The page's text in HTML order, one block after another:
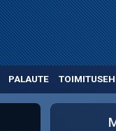
PALAUTE